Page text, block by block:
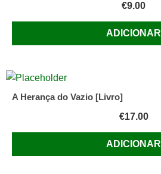
€9.00
ADICIONAR
A Herança do Vazio [Livro]
€17.00
ADICIONAR